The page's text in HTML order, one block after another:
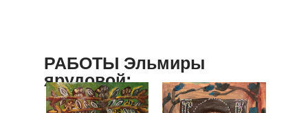
РАБОТЫ Эльмиры
ярудовой: